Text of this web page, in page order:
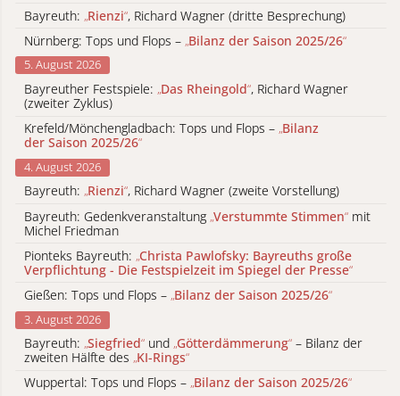
Bayreuth: „Rienzi“, Richard Wagner (dritte Besprechung)
Nürnberg: Tops und Flops – „Bilanz der Saison 2025/26“
5. August 2026
Bayreuther Festspiele: „Das Rheingold“, Richard Wagner
(zweiter Zyklus)
Krefeld/Mönchengladbach: Tops und Flops – „Bilanz
der Saison 2025/26“
4. August 2026
Bayreuth: „Rienzi“, Richard Wagner (zweite Vorstellung)
Bayreuth: Gedenkveranstaltung „Verstummte Stimmen“ mit
Michel Friedman
Pionteks Bayreuth: „Christa Pawlofsky: Bayreuths große
Verpflichtung - Die Festspielzeit im Spiegel der Presse“
Gießen: Tops und Flops – „Bilanz der Saison 2025/26“
3. August 2026
Bayreuth: „Siegfried“ und „Götterdämmerung“ – Bilanz der
zweiten Hälfte des „KI-Rings“
Wuppertal: Tops und Flops – „Bilanz der Saison 2025/26“